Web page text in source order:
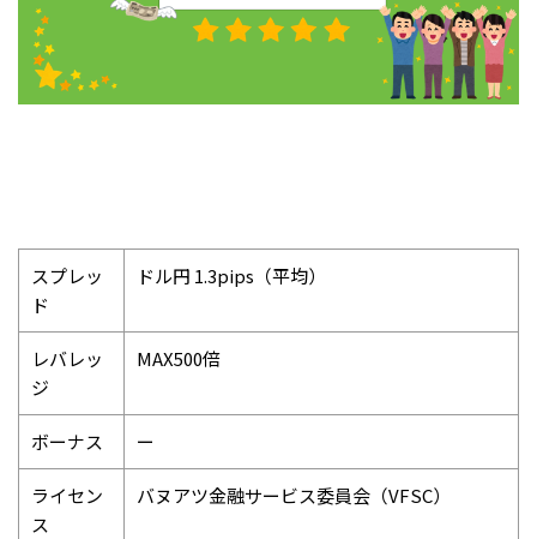
スプレッ
ド
ドル円 1.3pips（平均）
レバレッ
ジ
MAX500倍
ボーナス ー
ライセン
ス
バヌアツ金融サービス委員会（VFSC）